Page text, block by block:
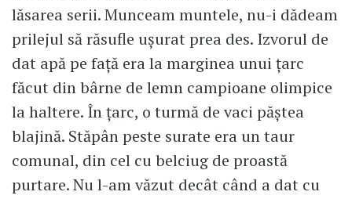
lăsarea serii. Munceam muntele, nu-i dădeam
prilejul să răsufle ușurat prea des. Izvorul de
dat apă pe față era la marginea unui țarc
făcut din bârne de lemn campioane olimpice
la haltere. În țarc, o turmă de vaci păștea
blajină. Stăpân peste surate era un taur
comunal, din cel cu belciug de proastă
purtare. Nu l-am văzut decât când a dat cu